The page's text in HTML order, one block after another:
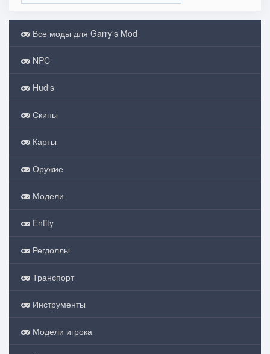
Все моды для Garry's Mod
NPC
Hud's
Скины
Карты
Оружие
Модели
Entity
Регдоллы
Транспорт
Инструменты
Модели игрока